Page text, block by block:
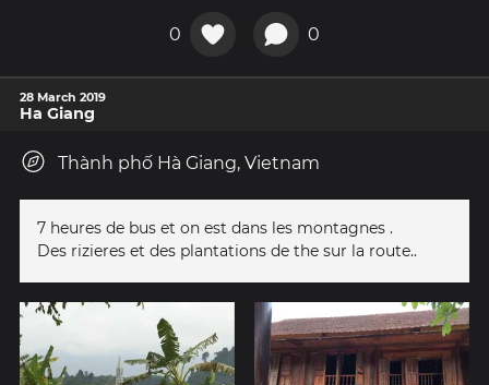
0 0
28 March 2019
Ha Giang
Thành phố Hà Giang, Vietnam
7 heures de bus et on est dans les montagnes .
Des rizieres et des plantations de the sur la route..